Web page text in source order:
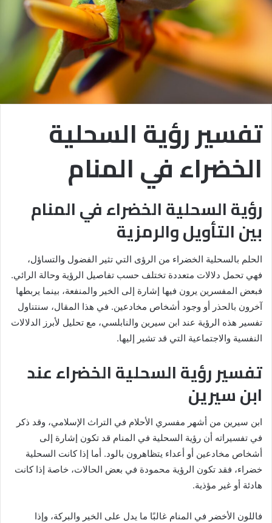
تفسير رؤية السحلية
الخضراء في المنام
رؤية السحلية الخضراء في المنام
بين التأويل والرمزية
الحلم بالسحلية الخضراء من الرؤى التي تثير الفضول والتساؤل،
فهي تحمل دلالات متعددة تختلف حسب تفاصيل الرؤية وحالة الرائي.
فبعض المفسرين يرون فيها إشارة إلى الخير والمنفعة، بينما يربطها
آخرون بالحذر أو وجود أشخاص مخادعين. في هذا المقال، سنتناول
تفسير هذه الرؤية عند ابن سيرين والنابلسي، مع تحليل لأبرز الدلالات
النفسية والاجتماعية التي قد تشير إليها.
تفسير رؤية السحلية الخضراء عند
ابن سيرين
ابن سيرين من أشهر مفسري الأحلام في التراث الإسلامي، وقد ذكر
في تفسيراته أن رؤية السحلية في المنام قد تكون إشارة إلى
أشخاص مخادعين أو أعداء يتظاهرون بالود. أما إذا كانت السحلية
خضراء، فقد تكون الرؤية محمودة في بعض الحالات، خاصة إذا كانت
هادئة أو غير مؤذية.
فاللون الأخضر في المنام غالبًا ما يدل على الخير والبركة، وإذا